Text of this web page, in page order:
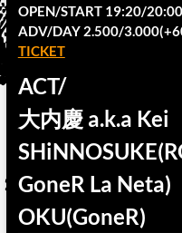
OPEN/START 19:20/20:00
ADV/DAY 2.500/
TICKET
ACT/
大内慶 a.k.a Kei
GoneR La Neta)
OKU(GoneR)